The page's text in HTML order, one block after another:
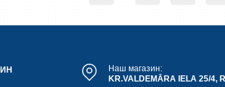
Наш магазин:
KR.VALDEMĀRA IELA 25/4,